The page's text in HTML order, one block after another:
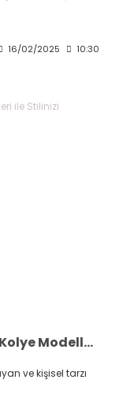
16/02/2025 10:30
Ruhunuzu Yansıtan Doğal Taş Kolye Modelleri ile Stilinizi Konuşturun
ve kişisel tarzı